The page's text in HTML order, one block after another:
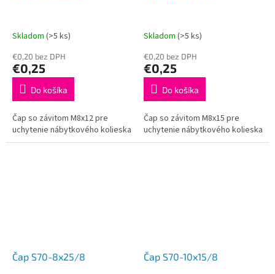
Skladom (>5 ks)
€0,20 bez DPH
€0,25
Do košíka
Čap so závitom M8x12 pre
uchytenie nábytkového kolieska
Skladom (>5 ks)
€0,20 bez DPH
€0,25
Do košíka
Čap so závitom M8x15 pre
uchytenie nábytkového kolieska
Čap S70-8x25/8 Čap S70-10x15/8